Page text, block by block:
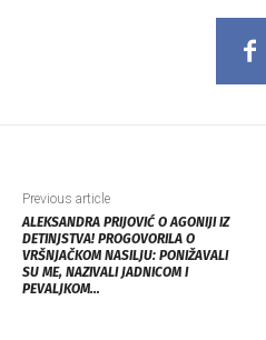
Previous article
ALEKSANDRA PRIJOVIĆ O AGONIJI IZ
DETINJSTVA! PROGOVORILA O
VRŠNJAČKOM NASILJU: PONIŽAVALI
SU ME, NAZIVALI JADNICOM I
PEVALJKOM…